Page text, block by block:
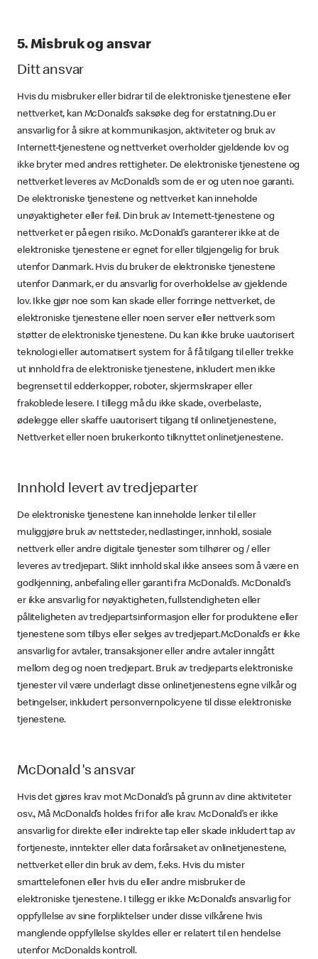
5. Misbruk og ansvar
Ditt ansvar
Hvis du misbruker eller bidrar til de elektroniske tjenestene eller
nettverket, kan McDonald’s saksøke deg for erstatning.Du er
ansvarlig for å sikre at kommunikasjon, aktiviteter og bruk av
Internett-tjenestene og nettverket overholder gjeldende lov og
ikke bryter med andres rettigheter. De elektroniske tjenestene og
nettverket leveres av McDonald’s som de er og uten noe garanti.
De elektroniske tjenestene og nettverket kan inneholde
unøyaktigheter eller feil. Din bruk av Internett-tjenestene og
nettverket er på egen risiko. McDonald’s garanterer ikke at de
elektroniske tjenestene er egnet for eller tilgjengelig for bruk
utenfor Danmark. Hvis du bruker de elektroniske tjenestene
utenfor Danmark, er du ansvarlig for overholdelse av gjeldende
lov. Ikke gjør noe som kan skade eller forringe nettverket, de
elektroniske tjenestene eller noen server eller nettverk som
støtter de elektroniske tjenestene. Du kan ikke bruke uautorisert
teknologi eller automatisert system for å få tilgang til eller trekke
ut innhold fra de elektroniske tjenestene, inkludert men ikke
begrenset til edderkopper, roboter, skjermskraper eller
frakoblede lesere. I tillegg må du ikke skade, overbelaste,
ødelegge eller skaffe uautorisert tilgang til onlinetjenestene,
Nettverket eller noen brukerkonto tilknyttet onlinetjenestene.
Innhold levert av tredjeparter
De elektroniske tjenestene kan inneholde lenker til eller
muliggjøre bruk av nettsteder, nedlastinger, innhold, sosiale
nettverk eller andre digitale tjenester som tilhører og / eller
leveres av tredjepart. Slikt innhold skal ikke ansees som å være en
godkjenning, anbefaling eller garanti fra McDonald’s. McDonald’s
er ikke ansvarlig for nøyaktigheten, fullstendigheten eller
påliteligheten av tredjepartsinformasjon eller for produktene eller
tjenestene som tilbys eller selges av tredjepart.McDonald’s er ikke
ansvarlig for avtaler, transaksjoner eller andre avtaler inngått
mellom deg og noen tredjepart. Bruk av tredjeparts elektroniske
tjenester vil være underlagt disse onlinetjenestens egne vilkår og
betingelser, inkludert personvernpolicyene til disse elektroniske
tjenestene.
McDonald's ansvar
Hvis det gjøres krav mot McDonald’s på grunn av dine aktiviteter
osv., Må McDonald’s holdes fri for alle krav. McDonald’s er ikke
ansvarlig for direkte eller indirekte tap eller skade inkludert tap av
fortjeneste, inntekter eller data forårsaket av onlinetjenestene,
nettverket eller din bruk av dem, f.eks. Hvis du mister
smarttelefonen eller hvis du eller andre misbruker de
elektroniske tjenestene. I tillegg er ikke McDonald’s ansvarlig for
oppfyllelse av sine forpliktelser under disse vilkårene hvis
manglende oppfyllelse skyldes eller er relatert til en hendelse
utenfor McDonalds kontroll.